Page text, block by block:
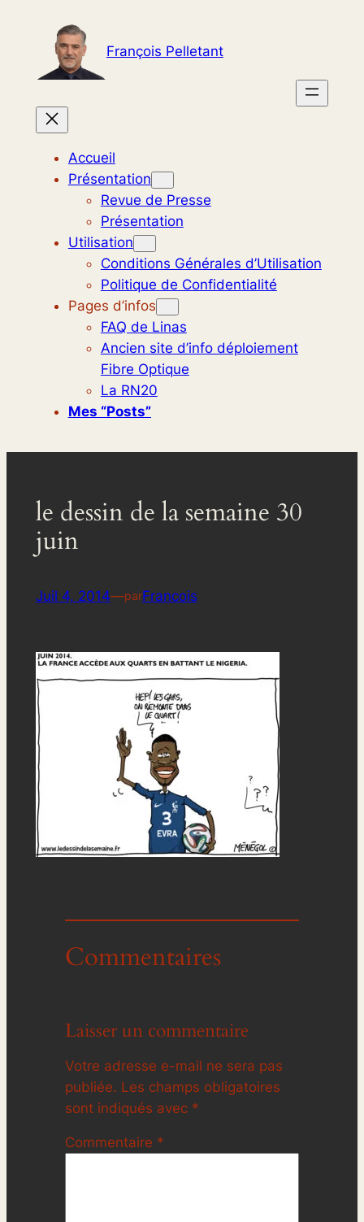
contenu
François Pelletant
Accueil
Présentation
Revue de Presse
Présentation
Utilisation
Conditions Générales d’Utilisation
Politique de Confidentialité
Pages d’infos
FAQ de Linas
Ancien site d’info déploiement
Fibre Optique
La RN20
Mes “posts”
le dessin de la semaine 30
juin
Juil 4, 2014—parFrancois
Commentaires
Laisser un commentaire
Votre adresse e-mail ne sera pas
publiée. Les champs obligatoires
sont indiqués avec *
Commentaire *